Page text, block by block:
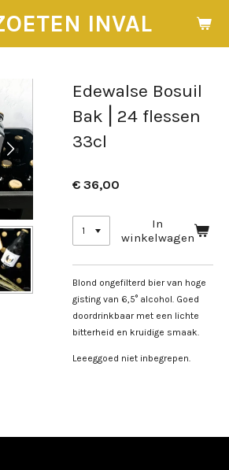
INVAL
Edewalse Bosuil
Bak ⎢24 flessen
33cl
€ 36,00
In
winkelwagen
Blond ongefilterd bier van hoge
gisting van 6,5° alcohol. Goed
doordrinkbaar met een lichte
bitterheid en kruidige smaak.
Leeeggoed niet inbegrepen.